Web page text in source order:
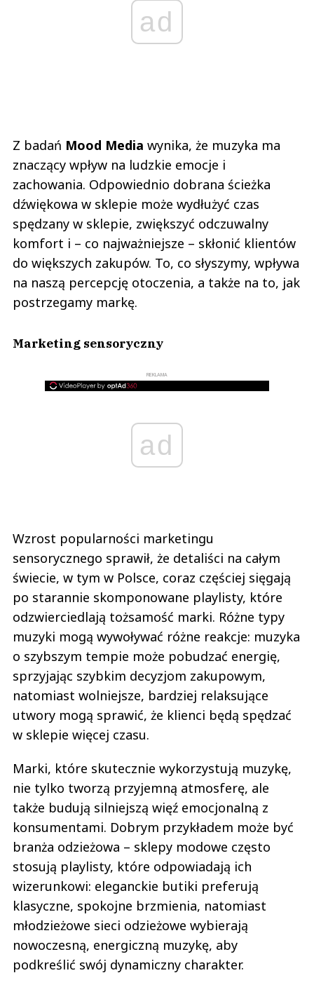
ad
Z badań Mood Media wynika, że muzyka ma
znaczący wpływ na ludzkie emocje i
zachowania. Odpowiednio dobrana ścieżka
dźwiękowa w sklepie może wydłużyć czas
spędzany w sklepie, zwiększyć odczuwalny
komfort i – co najważniejsze – skłonić klientów
do większych zakupów. To, co słyszymy, wpływa
na naszą percepcję otoczenia, a także na to, jak
postrzegamy markę.
Marketing sensoryczny
REKLAMA
ad
Wzrost popularności marketingu
sensorycznego sprawił, że detaliści na całym
świecie, w tym w Polsce, coraz częściej sięgają
po starannie skomponowane playlisty, które
odzwierciedlają tożsamość marki. Różne typy
muzyki mogą wywoływać różne reakcje: muzyka
o szybszym tempie może pobudzać energię,
sprzyjając szybkim decyzjom zakupowym,
natomiast wolniejsze, bardziej relaksujące
utwory mogą sprawić, że klienci będą spędzać
w sklepie więcej czasu.
Marki, które skutecznie wykorzystują muzykę,
nie tylko tworzą przyjemną atmosferę, ale
także budują silniejszą więź emocjonalną z
konsumentami. Dobrym przykładem może być
branża odzieżowa – sklepy modowe często
stosują playlisty, które odpowiadają ich
wizerunkowi: eleganckie butiki preferują
klasyczne, spokojne brzmienia, natomiast
młodzieżowe sieci odzieżowe wybierają
nowoczesną, energiczną muzykę, aby
podkreślić swój dynamiczny charakter.